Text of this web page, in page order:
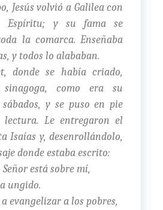
Jesús volvió a Galilea con
Espíritu; y su fama se
la comarca. Enseñaba
y todos lo alababan.
donde se había criado,
como era su
y se puso en pie
Le entregaron el
Isaías y, desenrollándolo,
donde estaba escrito:
está sobre mí,
ungido.
evangelizar a los pobres,